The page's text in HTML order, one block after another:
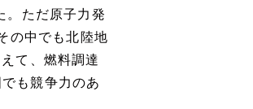
。ただ原子力発
の中でも北陸地
て、燃料調達
も競争力のあ